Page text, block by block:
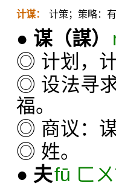
计谋： 计策；策略：有
● 谋 （謀）
◎ 计划，
◎ 设法寻
福。
◎ 商议：
◎ 姓。
● 夫fū ㄈㄨ